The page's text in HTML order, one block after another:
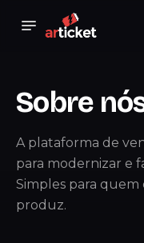
Sobre
A plataforma de
para modernizar e
Simples para
produz.